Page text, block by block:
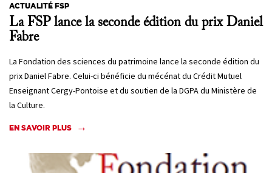
ACTUALITÉ FSP
La FSP lance la seconde édition du prix Daniel
Fabre
La Fondation des sciences du patrimoine lance la seconde édition du
prix Daniel Fabre. Celui-ci bénéficie du mécénat du Crédit Mutuel
Enseignant Cergy-Pontoise et du soutien de la DGPA du Ministère de
la Culture.
EN SAVOIR PLUS